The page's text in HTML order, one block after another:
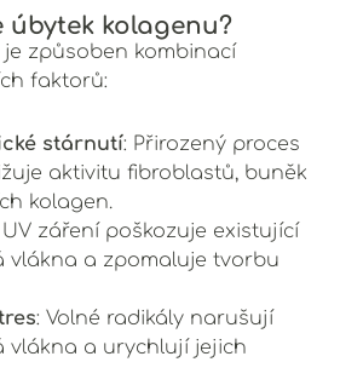
kolagenu?
způsoben kombinací
faktorů:
stárnutí: Přirozený proces
aktivitu fibroblastů, buněk
kolagen.
UV záření poškozuje existující
vlákna a zpomaluje tvorbu
: Volné radikály narušují
vlákna a urychlují jejich